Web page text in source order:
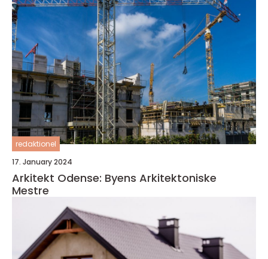
redaktionel
17. January 2024
Arkitekt Odense: Byens Arkitektoniske
Mestre